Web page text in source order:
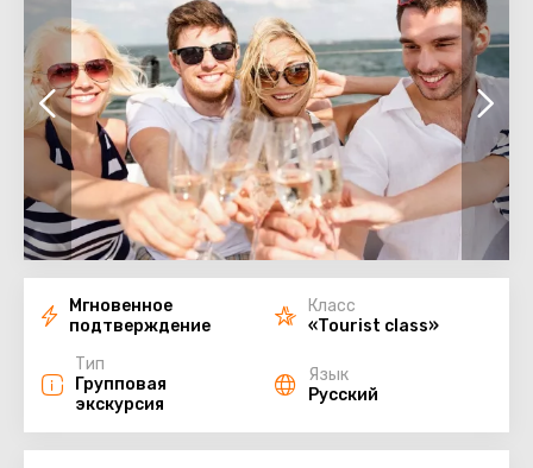
Мгновенное
подтверждение
Класс
«Tourist class»
Тип
Групповая
экскурсия
Язык
Русский